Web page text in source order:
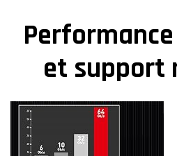
et support